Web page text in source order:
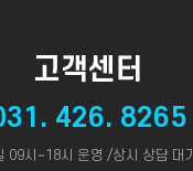
고객센터
426. 8265
09시~18시 운영 /상시 상담 대기